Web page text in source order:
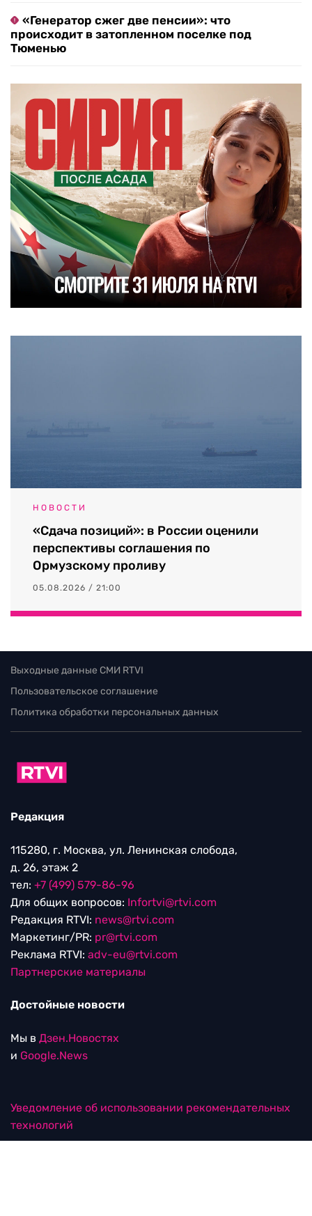
«Генератор сжег две пенсии»: что
происходит в затопленном поселке под
Тюменью
НОВОСТИ
«Сдача позиций»: в России оценили
перспективы соглашения по
Ормузскому проливу
05.08.2026 / 21:00
Выходные данные СМИ RTVI
Пользовательское соглашение
Политика обработки персональных данных
Редакция
115280, г. Москва, ул. Ленинская слобода,
д. 26, этаж 2
тел: +7 (499) 579-86-96
Для общих вопросов: Infortvi@rtvi.com
Редакция RTVI: news@rtvi.com
Маркетинг/PR: pr@rtvi.com
Реклама RTVI: adv-eu@rtvi.com
Партнерские материалы
Достойные новости
Мы в Дзен.Новостях
и Google.News
Уведомление об использовании рекомендательных
технологий